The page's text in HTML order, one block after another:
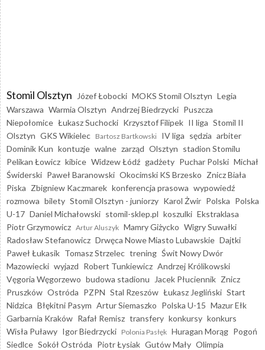
Stomil Olsztyn Józef Łobocki MOKS Stomil Olsztyn Legia
Warszawa Warmia Olsztyn Andrzej Biedrzycki Puszcza
Niepołomice Łukasz Suchocki Krzysztof Filipek II liga Stomil II
Olsztyn GKS Wikielec Bartosz Bartkowski IV liga sędzia arbiter
Dominik Kun kontuzje walne zarząd Olsztyn stadion Stomilu
Pelikan Łowicz kibice Widzew Łódź gadżety Puchar Polski Michał
Świderski Paweł Baranowski Okocimski KS Brzesko Znicz Biała
Piska Zbigniew Kaczmarek konferencja prasowa wypowiedź
rozmowa bilety Stomil Olsztyn - juniorzy Karol Żwir Polska Polska
U-17 Daniel Michałowski stomil-sklep.pl koszulki Ekstraklasa
Piotr Grzymowicz Artur Aluszyk Mamry Giżycko Wigry Suwałki
Radosław Stefanowicz Drwęca Nowe Miasto Lubawskie Dajtki
Paweł Łukasik Tomasz Strzelec trening Świt Nowy Dwór
Mazowiecki wyjazd Robert Tunkiewicz Andrzej Królikowski
Vęgoria Węgorzewo budowa stadionu Jacek Płuciennik Znicz
Pruszków Ostróda PZPN Stal Rzeszów Łukasz Jegliński Start
Nidzica Błękitni Pasym Artur Siemaszko Polska U-15 Mazur Ełk
Garbarnia Kraków Rafał Remisz transfery konkursy konkurs
Wisła Puławy Igor Biedrzycki Polonia Pasłęk Huragan Morąg Pogoń
Siedlce Sokół Ostróda Piotr Łysiak Gutów Mały Olimpia